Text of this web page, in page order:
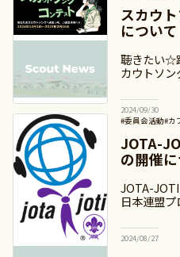
#ベンチャースカ
#日本連盟事業
スカウ
について
聴きたい☆
カウトソ
立１００周
ング『ボー
2024/09/30
#委員会活動#カ
#日本連盟事業
JOTA-
の開催
JOTA-
日本連盟プ
オン・ジ・
リー・オン
2024/08/27